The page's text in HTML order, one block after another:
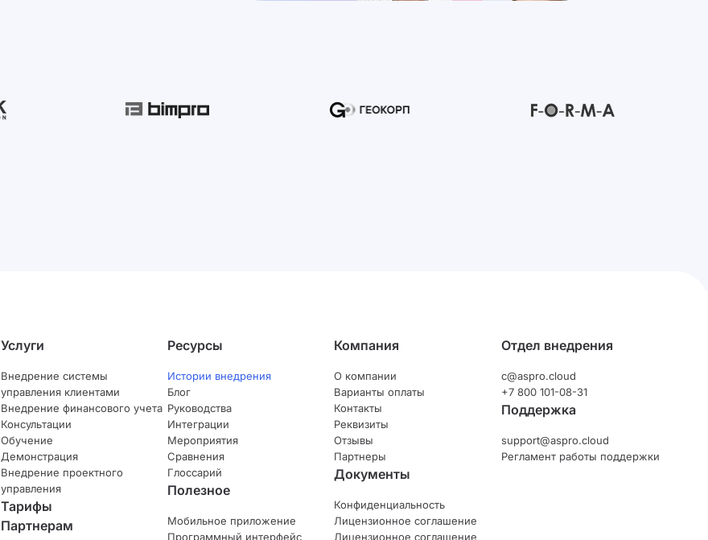
Услуги
Внедрение системы
управления клиентами
Внедрение финансового учета
Консультации
Обучение
Демонстрация
Внедрение проектного
управления
Тарифы
Партнерам
Ресурсы
Истории внедрения
Блог
Руководства
Интеграции
Мероприятия
Сравнения
Глоссарий
Полезное
Мобильное приложение
Программный интерфейс
Компания
О компании
Варианты оплаты
Контакты
Реквизиты
Отзывы
Партнеры
Документы
Конфиденциальность
Лицензионное соглашение
Лицензионное соглашение
Отдел внедрения
c@aspro.cloud
+7 800 101-08-31
Поддержка
support@aspro.cloud
Регламент работы поддержки